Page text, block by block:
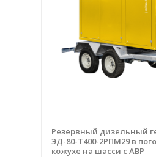
Резервный дизельный
ЭД-80-Т400-2РПМ29 в
кожухе на шасси с АВР